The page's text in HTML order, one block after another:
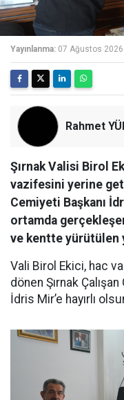
Yayınlanma: 07 Ağustos
Rahmet
Şırnak Valisi Birol
vazifesini yerine
Cemiyeti Başkanı
ortamda
ve kentte yürütülen
Vali Birol Ekici, hac
dönen Şırnak
İdris Mir’e hayırlı